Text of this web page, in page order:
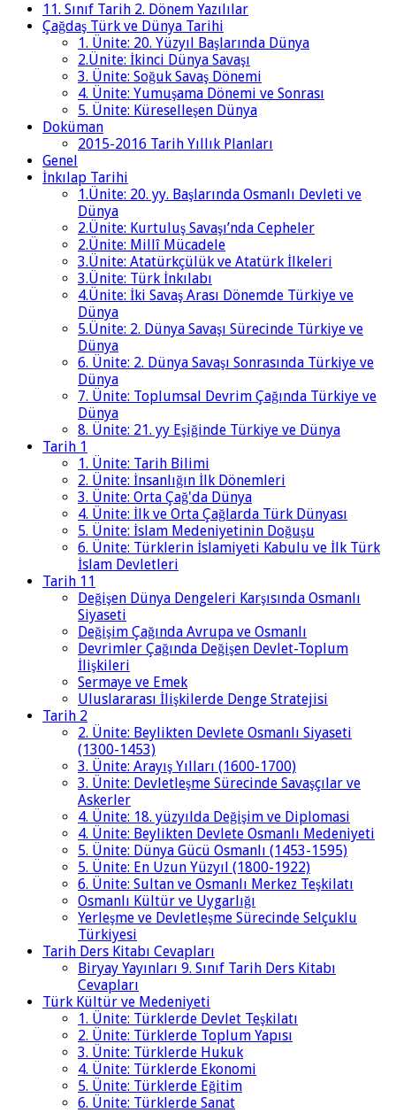
11. Sınıf Tarih 2. Dönem Yazılılar
Çağdaş Türk ve Dünya Tarihi
1. Ünite: 20. Yüzyıl Başlarında Dünya
2.Ünite: İkinci Dünya Savaşı
3. Ünite: Soğuk Savaş Dönemi
4. Ünite: Yumuşama Dönemi ve Sonrası
5. Ünite: Küreselleşen Dünya
Doküman
2015-2016 Tarih Yıllık Planları
Genel
İnkılap Tarihi
1.Ünite: 20. yy. Başlarında Osmanlı Devleti ve
Dünya
2.Ünite: Kurtuluş Savaşı’nda Cepheler
2.Ünite: Millî Mücadele
3.Ünite: Atatürkçülük ve Atatürk İlkeleri
3.Ünite: Türk İnkılabı
4.Ünite: İki Savaş Arası Dönemde Türkiye ve
Dünya
5.Ünite: 2. Dünya Savaşı Sürecinde Türkiye ve
Dünya
6. Ünite: 2. Dünya Savaşı Sonrasında Türkiye ve
Dünya
7. Ünite: Toplumsal Devrim Çağında Türkiye ve
Dünya
8. Ünite: 21. yy Eşiğinde Türkiye ve Dünya
Tarih 1
1. Ünite: Tarih Bilimi
2. Ünite: İnsanlığın İlk Dönemleri
3. Ünite: Orta Çağ'da Dünya
4. Ünite: İlk ve Orta Çağlarda Türk Dünyası
5. Ünite: İslam Medeniyetinin Doğuşu
6. Ünite: Türklerin İslamiyeti Kabulu ve İlk Türk
İslam Devletleri
Tarih 11
Değişen Dünya Dengeleri Karşısında Osmanlı
Siyaseti
Değişim Çağında Avrupa ve Osmanlı
Devrimler Çağında Değişen Devlet-Toplum
İlişkileri
Sermaye ve Emek
Uluslararası İlişkilerde Denge Stratejisi
Tarih 2
2. Ünite: Beylikten Devlete Osmanlı Siyaseti
(1300-1453)
3. Ünite: Arayış Yılları (1600-1700)
3. Ünite: Devletleşme Sürecinde Savaşçılar ve
Askerler
4. Ünite: 18. yüzyılda Değişim ve Diplomasi
4. Ünite: Beylikten Devlete Osmanlı Medeniyeti
5. Ünite: Dünya Gücü Osmanlı (1453-1595)
5. Ünite: En Uzun Yüzyıl (1800-1922)
6. Ünite: Sultan ve Osmanlı Merkez Teşkilatı
Osmanlı Kültür ve Uygarlığı
Yerleşme ve Devletleşme Sürecinde Selçuklu
Türkiyesi
Tarih Ders Kitabı Cevapları
Biryay Yayınları 9. Sınıf Tarih Ders Kitabı
Cevapları
Türk Kültür ve Medeniyeti
1. Ünite: Türklerde Devlet Teşkilatı
2. Ünite: Türklerde Toplum Yapısı
3. Ünite: Türklerde Hukuk
4. Ünite: Türklerde Ekonomi
5. Ünite: Türklerde Eğitim
6. Ünite: Türklerde Sanat